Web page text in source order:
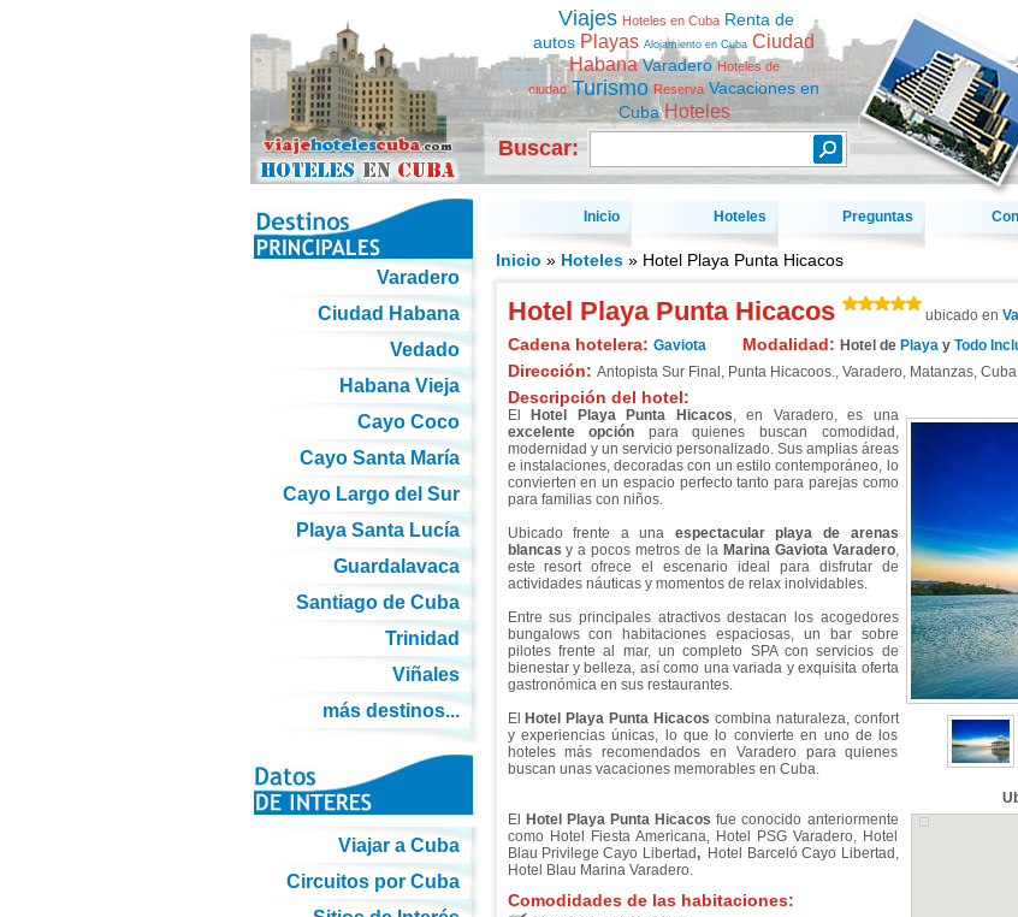
Viajes Hoteles en Cuba Renta de
autos Playas Alojamiento en Cuba Ciudad
Habana Varadero Hoteles de
ciudad Turismo Reserva Vacaciones en
Cuba Hoteles
Buscar:
Inicio Hoteles Preguntas
Inicio » Hoteles» Hotel Playa Punta Hicacos
Hotel Playa Punta Hicacos ubicado en
Cadena hotelera: Gaviota Modalidad: Hotel de Playay Todo
Dirección: Antopista Sur Final, Punta Hicacoos., Varadero, Matanzas, Cuba
Descripción del hotel:
El Hotel Playa Punta Hicacos, en Varadero, es una
excelente opción para quienes buscan comodidad,
modernidad y un servicio personalizado. Sus amplias áreas
e instalaciones, decoradas con un estilo contemporáneo, lo
convierten en un espacio perfecto tanto para parejas como
para familias con niños.
Ubicado frente a una espectacular playa de arenas
blancas y a pocos metros de la Marina Gaviota Varadero,
este resort ofrece el escenario ideal para disfrutar de
actividades náuticas y momentos de relax inolvidables.
Entre sus principales atractivos destacan los acogedores
bungalows con habitaciones espaciosas, un bar sobre
pilotes frente al mar, un completo SPA con servicios de
bienestar y belleza, así como una variada y exquisita oferta
gastronómica en sus restaurantes.
El Hotel Playa Punta Hicacos combina naturaleza, confort
y experiencias únicas, lo que lo convierte en uno de los
hoteles más recomendados en Varadero para quienes
buscan unas vacaciones memorables en Cuba.
El Hotel Playa Punta Hicacos fue conocido anteriormente
como Hotel Fiesta Americana, Hotel PSG Varadero, Hotel
Blau Privilege Cayo Libertad, Hotel Barceló Cayo Libertad,
Hotel Blau Marina Varadero.
Comodidades de las habitaciones:
Varadero
Ciudad Habana
Vedado
Habana Vieja
Cayo Coco
Cayo Santa María
Cayo Largo del Sur
Playa Santa Lucía
Guardalavaca
Santiago de Cuba
Trinidad
Viñales
más destinos...
Viajar a Cuba
Circuitos por Cuba